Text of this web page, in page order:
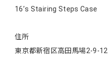
16’s Stairing Steps Case
住所
東京都新宿区高田馬場2-9-12